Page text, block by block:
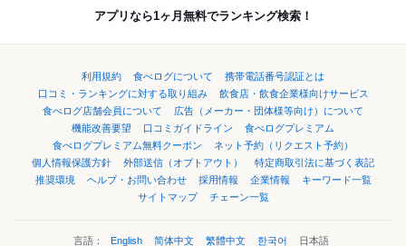
アプリなら1ヶ月無料でランキング検索！
利用規約 食べログについて
携帯電話番号認証とは
口コミ・ランキングに対する取り組み
飲食店・飲食企業様向けサービス
食べログ店舗会員について
広告（メーカー・団体様等向け）について
機能改善要望
口コミガイドライン
食べログプレミアム
食べログプレミアム無料クーポン
ネット予約（リクエスト予約）
個人情報保護方針
外部送信（オプトアウト）
特定商取引法に基づく表記
推奨環境
ヘルプ・お問い合わせ 採用情報 企業情報
キーワード一覧
サイトマップ
チェーン一覧
言語： English 简体中文 繁體中文 한국어 日本語